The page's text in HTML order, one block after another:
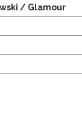
/ Glamour